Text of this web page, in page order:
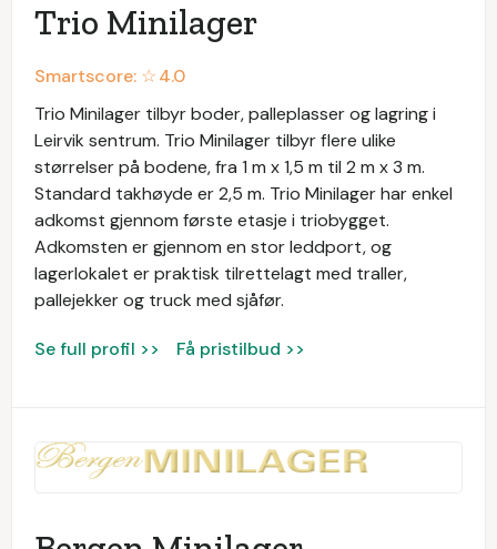
Trio Minilager
Smartscore: ☆4.0
Trio Minilager tilbyr boder, palleplasser og lagring i
Leirvik sentrum. Trio Minilager tilbyr flere ulike
størrelser på bodene, fra 1 m x 1,5 m til 2 m x 3 m.
Standard takhøyde er 2,5 m. Trio Minilager har enkel
adkomst gjennom første etasje i triobygget.
Adkomsten er gjennom en stor leddport, og
lagerlokalet er praktisk tilrettelagt med traller,
pallejekker og truck med sjåfør.
Se full profil >> Få pristilbud >>